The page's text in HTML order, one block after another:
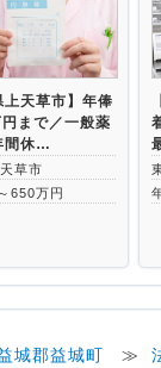
上天草市】年俸
まで／一般薬
間休…
草市
650万円
城郡益城町 ≫